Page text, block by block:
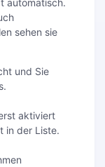
sehen sie
und Sie
aktiviert
in der Liste.